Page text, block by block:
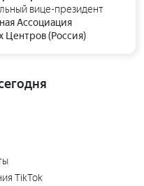
вице-президент
Ассоциация
Центров (Россия)
TikTok